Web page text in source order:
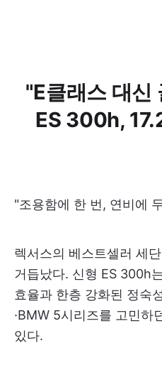
"E클래스 대신
ES 300h,
"조용함에 한 번, 연비에
렉서스의 베스트셀러 세
거듭났다. 신형 ES 300h
효율과 한층 강화된 정숙
·BMW 5시리즈를 고민하
있다.